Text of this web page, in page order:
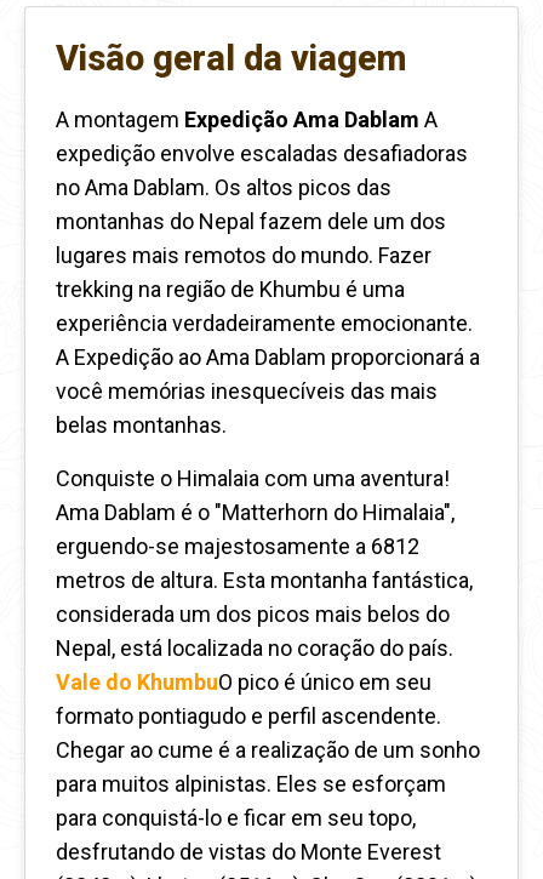
Visão geral da viagem
A montagem Expedição Ama Dablam A
expedição envolve escaladas desafiadoras
no Ama Dablam. Os altos picos das
montanhas do Nepal fazem dele um dos
lugares mais remotos do mundo. Fazer
trekking na região de Khumbu é uma
experiência verdadeiramente emocionante.
A Expedição ao Ama Dablam proporcionará a
você memórias inesquecíveis das mais
belas montanhas.
Conquiste o Himalaia com uma aventura!
Ama Dablam é o "Matterhorn do Himalaia",
erguendo-se majestosamente a 6812
metros de altura. Esta montanha fantástica,
considerada um dos picos mais belos do
Nepal, está localizada no coração do país.
Vale do KhumbuO pico é único em seu
formato pontiagudo e perfil ascendente.
Chegar ao cume é a realização de um sonho
para muitos alpinistas. Eles se esforçam
para conquistá-lo e ficar em seu topo,
desfrutando de vistas do Monte Everest